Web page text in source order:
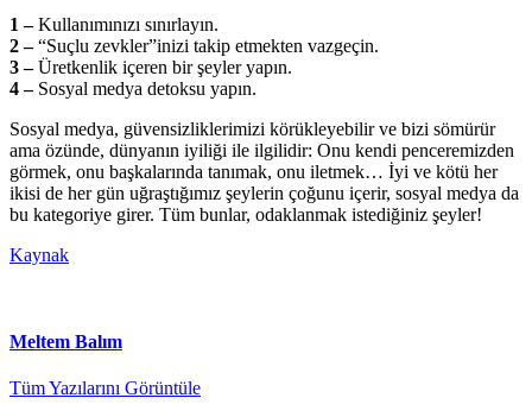
1 –Kullanımınızı sınırlayın.
2 –“Suçlu zevkler”inizi takip etmekten vazgeçin.
3 –Üretkenlik içeren bir şeyler yapın.
4 –Sosyal medya detoksu yapın.
Sosyal medya, güvensizliklerimizi körükleyebilir ve bizi sömürür
ama özünde, dünyanın iyiliği ile ilgilidir: Onu kendi penceremizden
görmek, onu başkalarında tanımak, onu iletmek… İyi ve kötü her
ikisi de her gün uğraştığımız şeylerin çoğunu içerir, sosyal medya da
bu kategoriye girer. Tüm bunlar, odaklanmak istediğiniz şeyler!
Kaynak
Meltem Balım
Tüm Yazılarını Görüntüle